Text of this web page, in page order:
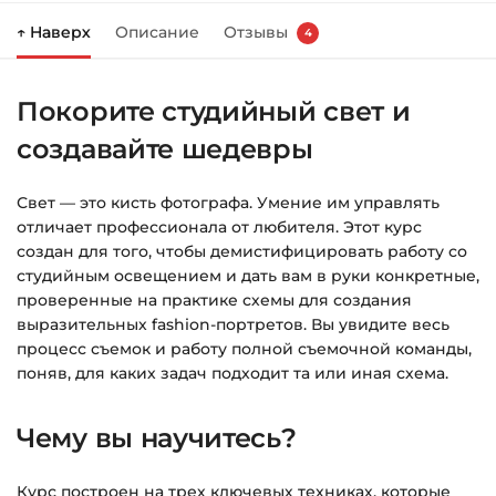
Справа появится корзина — нажмите
Заполните все поля (почта и пароль).
Оплатите удобным способом (более 8
После оплаты появится страница
благодарности с кнопкой«Перейти к
загрузкам». Нажмите её — и откроется
страница с курсами.
Дополнительно ссылка на курс придёт вам
на email.
Доступ к курсам: без ограничений по
времени.
↑ Наверх Описание Отзывы 4
Покорите студийный свет и
создавайте шедевры
Свет — это кисть фотографа. Умение им управлять
отличает профессионала от любителя. Этот курс
создан для того, чтобы демистифицировать работу со
студийным освещением и дать вам в руки конкретные,
проверенные на практике схемы для создания
выразительных fashion-портретов. Вы увидите весь
процесс съемок и работу полной съемочной команды,
поняв, для каких задач подходит та или иная схема.
Чему вы научитесь?
Курс построен на трех ключевых техниках, которые